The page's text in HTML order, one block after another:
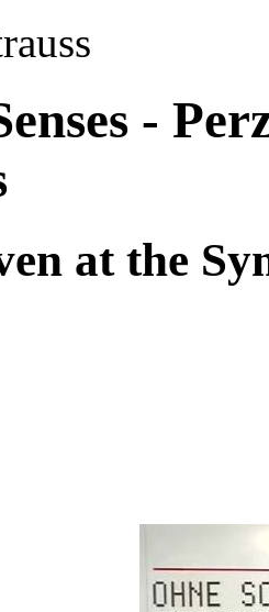
-
at the